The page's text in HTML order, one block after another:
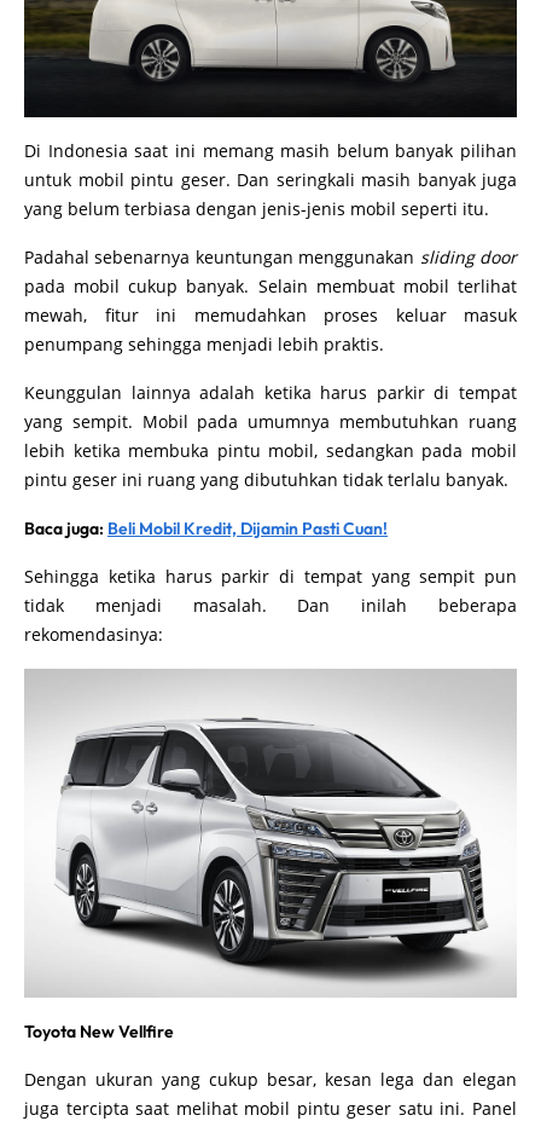
Di Indonesia saat ini memang masih belum banyak pilihan
untuk mobil pintu geser. Dan seringkali masih banyak juga
yang belum terbiasa dengan jenis-jenis mobil seperti itu.
Padahal sebenarnya keuntungan menggunakan sliding door
pada mobil cukup banyak. Selain membuat mobil terlihat
mewah, fitur ini memudahkan proses keluar masuk
penumpang sehingga menjadi lebih praktis.
Keunggulan lainnya adalah ketika harus parkir di tempat
yang sempit. Mobil pada umumnya membutuhkan ruang
lebih ketika membuka pintu mobil, sedangkan pada mobil
pintu geser ini ruang yang dibutuhkan tidak terlalu banyak.
Baca juga: Beli Mobil Kredit, Dijamin Pasti Cuan!
Sehingga ketika harus parkir di tempat yang sempit pun
tidak menjadi masalah. Dan inilah beberapa
rekomendasinya:
Toyota New Vellfire
Dengan ukuran yang cukup besar, kesan lega dan elegan
juga tercipta saat melihat mobil pintu geser satu ini. Panel